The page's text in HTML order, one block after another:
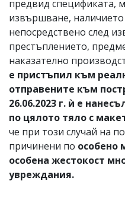
предвид спецификата,
извършване,
непосредствено след
престъплението,
наказателно
е пристъпил към
отправените към
26.06.2023 г. ѝ е
по цялото тяло с
че при този случай на
причинени по особено
особена жестокост
увреждания.